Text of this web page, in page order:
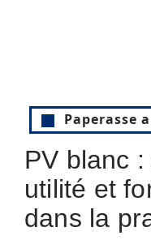
Paperasse
PV blanc
utilité et
dans la